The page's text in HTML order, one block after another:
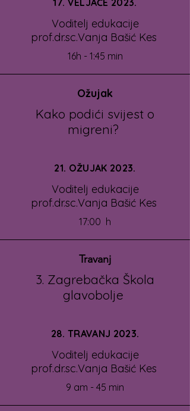
17. VELJAČE 2023.
Voditelj edukacije
prof.dr.sc.Vanja Bašić Kes
16h - 1:45 min
Ožujak
Kako podići svijest o
migreni?
21. OŽUJAK 2023.
Voditelj edukacije
prof.dr.sc.Vanja Bašić Kes
17:00 h
Travanj
3. Zagrebačka Škola
glavobolje
28. TRAVANJ 2023.
Voditelj edukacije
prof.dr.sc.Vanja Bašić Kes
9 am - 45 min